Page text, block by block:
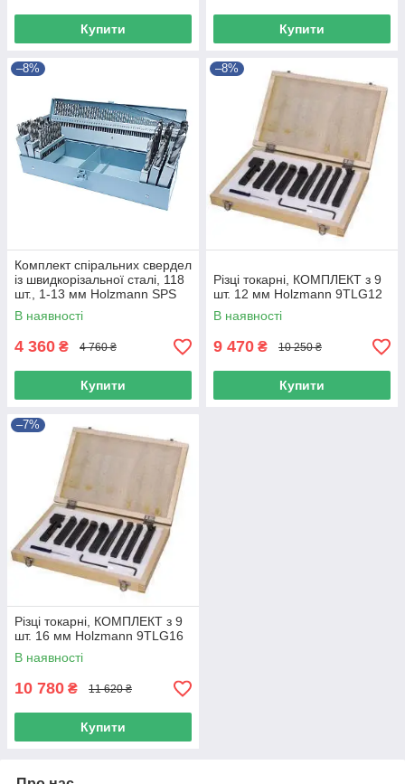
Купити Купити
–8%
Комплект спіральних свердел
із швидкорізальної сталі, 118
шт., 1-13 мм Holzmann SPS
118
В наявності
4 360 ₴ 4 760 ₴
Купити
–8%
Різці токарні, КОМПЛЕКТ з 9
шт. 12 мм Holzmann 9TLG12
В наявності
9 470 ₴ 10 250 ₴
Купити
–7%
Різці токарні, КОМПЛЕКТ з 9
шт. 16 мм Holzmann 9TLG16
В наявності
10 780 ₴ 11 620 ₴
Купити